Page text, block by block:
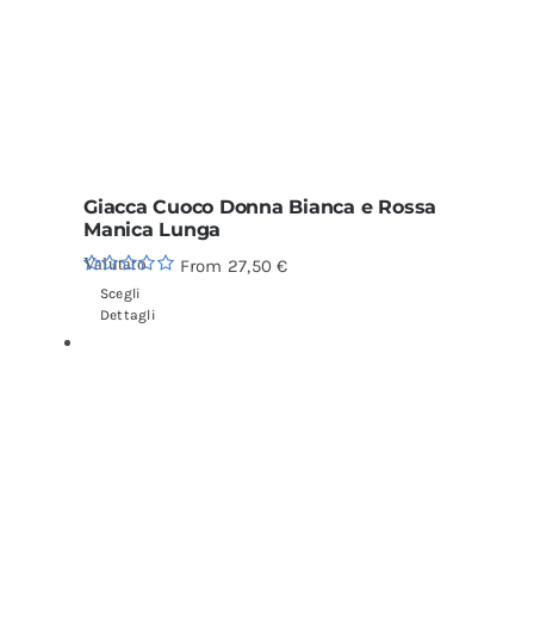
Giacca Cuoco Donna Bianca e Rossa
Manica Lunga
Valutato
From 27,50€
Scegli
Dettagli